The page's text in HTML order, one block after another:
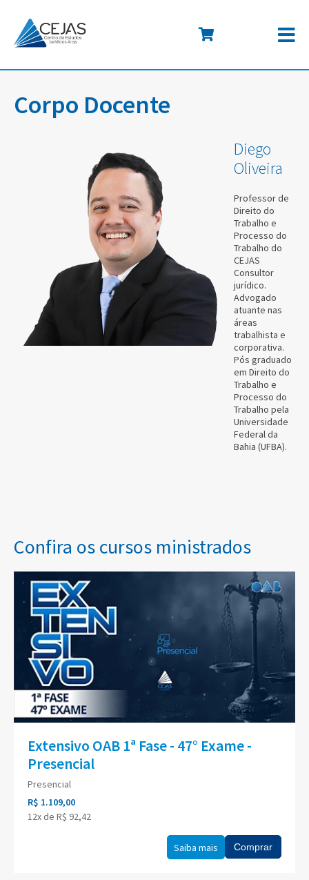
Corpo Docente
Diego
Oliveira
Professor de
Direito do
Trabalho e
Processo do
Trabalho do
CEJAS
Consultor
jurídico.
Advogado
atuante nas
áreas
trabalhista e
corporativa.
Pós graduado
em Direito do
Trabalho e
Processo do
Trabalho pela
Universidade
Federal da
Bahia (UFBA).
Confira os cursos ministrados
Extensivo OAB 1ª Fase - 47° Exame -
Presencial
Presencial
R$ 1.109,00
12x de R$ 92,42
Saiba mais Comprar